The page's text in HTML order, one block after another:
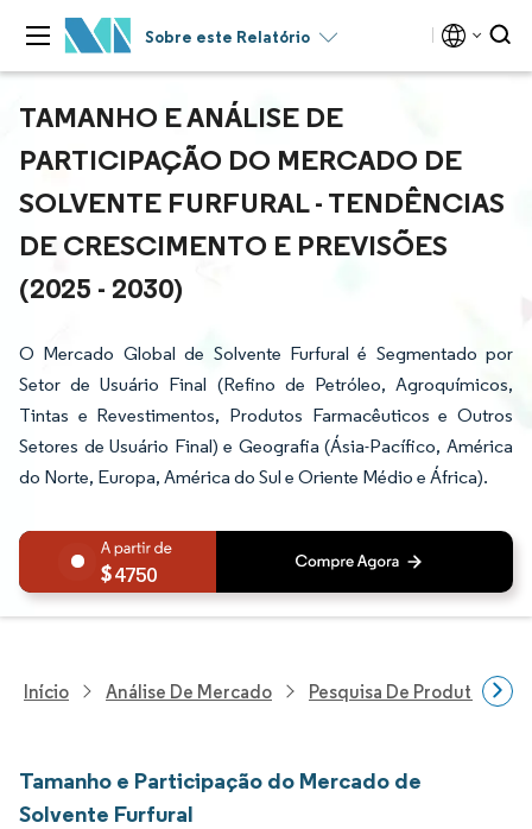
Sobre este Relatório
TAMANHO E ANÁLISE DE
PARTICIPAÇÃO DO MERCADO DE
SOLVENTE FURFURAL - TENDÊNCIAS
DE CRESCIMENTO E PREVISÕES
(2025 - 2030)
O Mercado Global de Solvente Furfural é Segmentado por
Setor de Usuário Final (Refino de Petróleo, Agroquímicos,
Tintas e Revestimentos, Produtos Farmacêuticos e Outros
Setores de Usuário Final) e Geografia (Ásia-Pacífico, América
do Norte, Europa, América do Sul e Oriente Médio e África).
4750
Início Análise De Mercado Pesquisa De Produtos
Tamanho e Participação do Mercado de
Solvente Furfural